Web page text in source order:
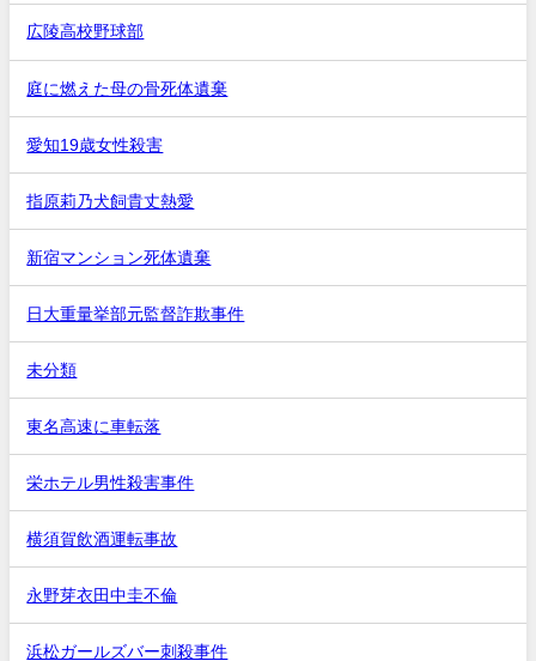
広陵高校野球部
庭に燃えた母の骨死体遺棄
愛知19歳女性殺害
指原莉乃犬飼貴丈熱愛
新宿マンション死体遺棄
日大重量挙部元監督詐欺事件
未分類
東名高速に車転落
栄ホテル男性殺害事件
横須賀飲酒運転事故
永野芽衣田中圭不倫
浜松ガールズバー刺殺事件